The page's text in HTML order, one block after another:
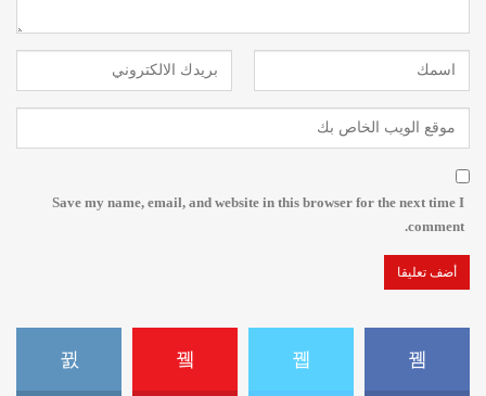
Save my name, email, and website in this browser for the next time I
comment.